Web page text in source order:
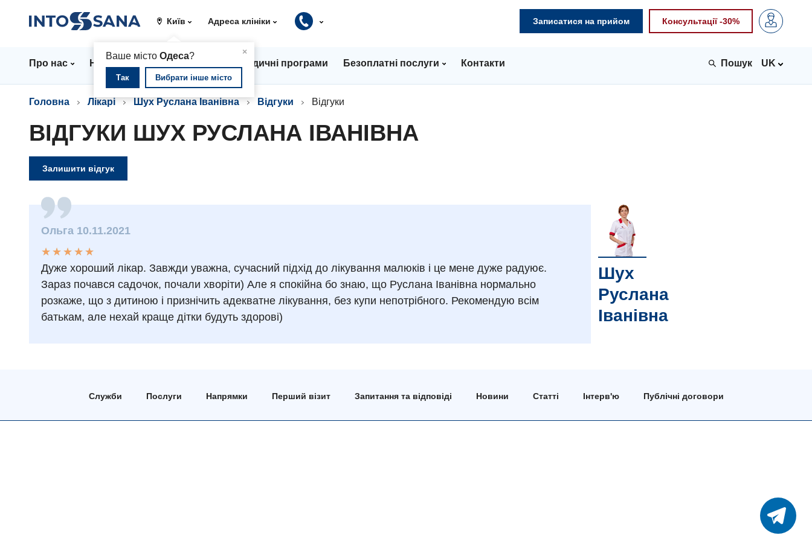
Київ
×
Ваше місто Одеса?
Так Вибрати інше місто
Адреса клініки Записатися на прийом Консультації -30%
Про нас Напрямки Ціни Медичні програми Безоплатні послуги Контакти UK
Головна Лікарі Шух Руслана Іванівна Відгуки Відгуки
ВІДГУКИ ШУХ РУСЛАНА ІВАНІВНА
Залишити відгук
Ольга 10.11.2021
★
★
★
★
★
★ ★ ★ ★ ★
Дуже хороший лікар. Завжди уважна, сучасний підхід до лікування малюків і це мене дуже радуює.
Зараз почався садочок, почали хворіти) Але я спокійна бо знаю, що Руслана Іванівна нормально
розкаже, що з дитиною і признічить адекватне лікування, без купи непотрібного. Рекомендую всім
батькам, але нехай краще дітки будуть здорові)
Шух
Руслана
Іванівна
Служби Послуги Напрямки Перший візит Запитання та відповіді Новини Статті Інтерв'ю Публічні договори